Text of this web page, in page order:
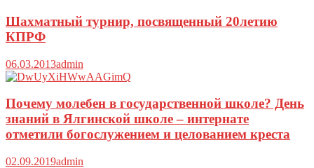
Шахматный турнир, посвященный 20летию
КПРФ
06.03.2013admin
Почему молебен в государственной школе? День
знаний в Ялгинской школе – интернате
отметили богослужением и целованием креста
02.09.2019admin